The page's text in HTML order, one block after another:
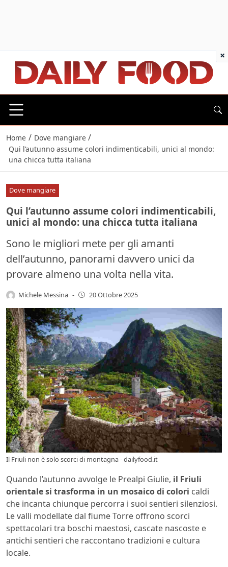
Home / Dove mangiare /
Qui l’autunno assume colori indimenticabili, unici al mondo:
una chicca tutta italiana
Dove mangiare
Qui l’autunno assume colori indimenticabili,
unici al mondo: una chicca tutta italiana
Sono le migliori mete per gli amanti
dell’autunno, panorami davvero unici da
provare almeno una volta nella vita.
Michele Messina - 20 Ottobre 2025
Il Friuli non è solo scorci di montagna - dailyfood.it
Quando l’autunno avvolge le Prealpi Giulie, il Friuli
orientale si trasforma in un mosaico di colori caldi
che incanta chiunque percorra i suoi sentieri silenziosi.
Le valli modellate dal fiume Torre offrono scorci
spettacolari tra boschi maestosi, cascate nascoste e
antichi sentieri che raccontano tradizioni e cultura
locale.
×